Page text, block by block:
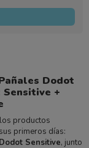
Dodot
+
productos
primeros días:
Sensitive, junto